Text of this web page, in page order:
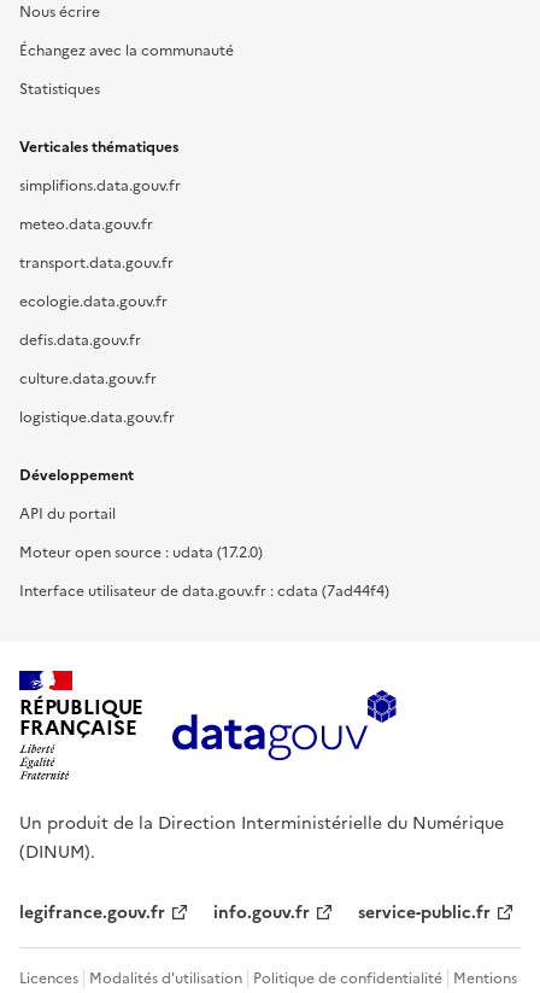
Nous écrire
Échangez avec la communauté
Statistiques
Verticales thématiques
simplifions.data.gouv.fr
meteo.data.gouv.fr
transport.data.gouv.fr
ecologie.data.gouv.fr
defis.data.gouv.fr
culture.data.gouv.fr
logistique.data.gouv.fr
Développement
API du portail
Moteur open source : udata (17.2.0)
Interface utilisateur de data.gouv.fr : cdata (7ad44f4)
RÉPUBLIQUE
FRANÇAISE
Un produit de la Direction Interministérielle du Numérique
(DINUM).
legifrance.gouv.fr info.gouv.fr service-public.fr
Licences Modalités d'utilisation Politique de confidentialité Mentions